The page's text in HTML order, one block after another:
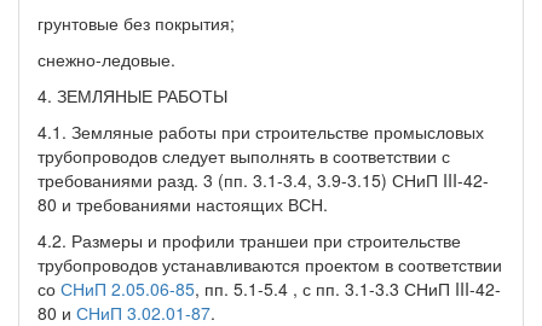
грунтовые без покрытия;
снежно-ледовые.
4. ЗЕМЛЯНЫЕ РАБОТЫ
4.1. Земляные работы при строительстве промысловых
трубопроводов следует выполнять в соответствии с
требованиями разд. 3 (пп. 3.1-3.4, 3.9-3.15) СНиП III-42-
80 и требованиями настоящих ВСН.
4.2. Размеры и профили траншеи при строительстве
трубопроводов устанавливаются проектом в соответствии
со СНиП 2.05.06-85, пп. 5.1-5.4 , с пп. 3.1-3.3 СНиП III-42-
80 и СНиП 3.02.01-87.